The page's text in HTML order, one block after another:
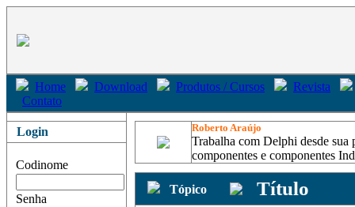
Home Download Produtos / Cursos
Revista
Contato
Login
Codinome
Senha
Roberto Araújo
Trabalha com Delphi desde sua
componentes e componentes
Tópico Título